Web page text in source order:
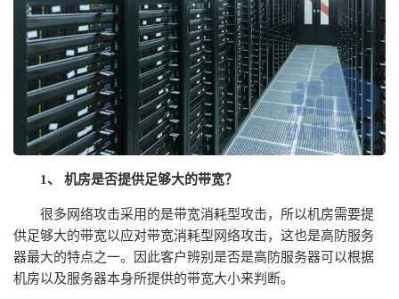
1、 机房是否提供足够大的带宽？
很多网络攻击采用的是带宽消耗型攻击，所以机房需要提
供足够大的带宽以应对带宽消耗型网络攻击，这也是高防服务
器最大的特点之一。因此客户辨别是否是高防服务器可以根据
机房以及服务器本身所提供的带宽大小来判断。